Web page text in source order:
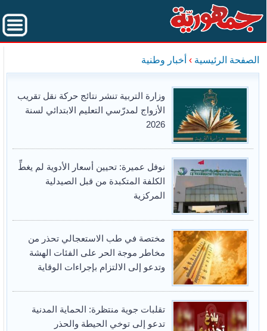
الصفحة الرئيسية › أخبار وطنية
وزارة التربية تنشر نتائج حركة نقل تقريب
الأزواج لمدرّسي التعليم الابتدائي لسنة
2026
نوفل عميرة: تحيين أسعار الأدوية لم يغطِّ
الكلفة المتكبدة من قبل الصيدلية
المركزية
مختصة في طب الاستعجالي تحذر من
مخاطر موجة الحر على الفئات الهشة
وتدعو إلى الالتزام بإجراءات الوقاية
تقلبات جوية منتظرة: الحماية المدنية
تدعو إلى توخي الحيطة والحذر